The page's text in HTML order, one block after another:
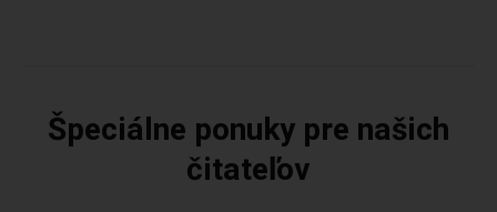
Špeciálne ponuky pre našich
čitateľov